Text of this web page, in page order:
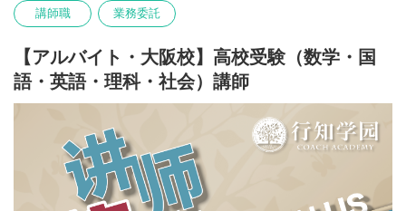
3．大学受験に関する情報収集
講師職 業務委託
【アルバイト・大阪校】高校受験（数学・国
語・英語・理科・社会）講師